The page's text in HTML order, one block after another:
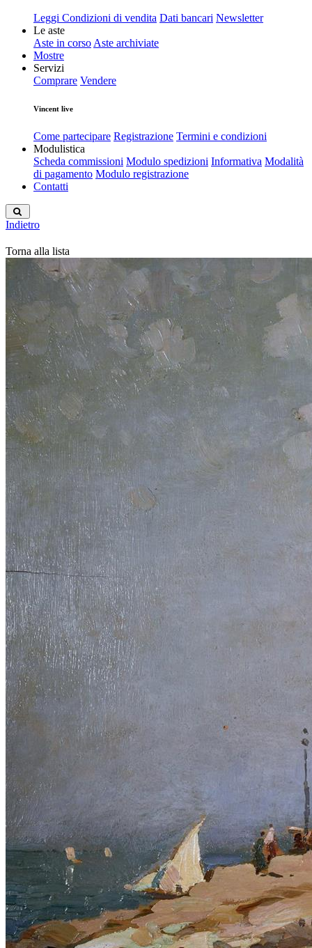
Leggi Condizioni di vendita Dati bancari Newsletter
Le aste
Aste in corso Aste archiviate
Mostre
Servizi
Comprare Vendere
Vincent live
Come partecipare Registrazione Termini e condizioni
Modulistica
Scheda commissioni Modulo spedizioni Informativa Modalità
di pagamento Modulo registrazione
Contatti
Indietro
Torna alla lista